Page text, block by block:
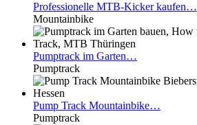
Professionelle MTB-Kicker kaufen…
Mountainbike
Pumptrack im Garten…
Pumptrack
Pump Track Mountainbike…
Pumptrack